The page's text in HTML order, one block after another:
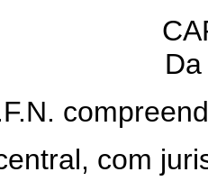
com